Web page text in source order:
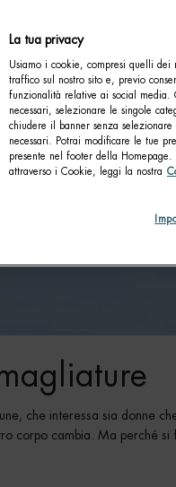
che interessa sia donne
corpo cambia. Ma perché
La tua privacy
Usiamo i cookie, compresi quelli
traffico sul nostro sito e, previo
funzionalità relative ai social media.
necessari, selezionare le singole
chiudere il banner senza
necessari. Potrai modificare le tue
presente nel footer della
attraverso i Cookie, leggi la nostra